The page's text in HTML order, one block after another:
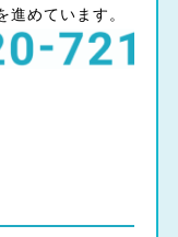
めています。